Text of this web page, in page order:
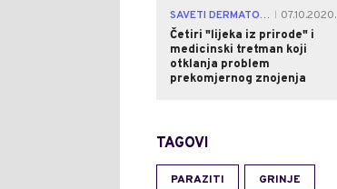
SAVETI DERMATOLOGA
07.10.2020.
Četiri "lijeka iz prirode" i
medicinski tretman koji
otklanja problem
prekomjernog znojenja
TAGOVI
PARAZITI GRINJE